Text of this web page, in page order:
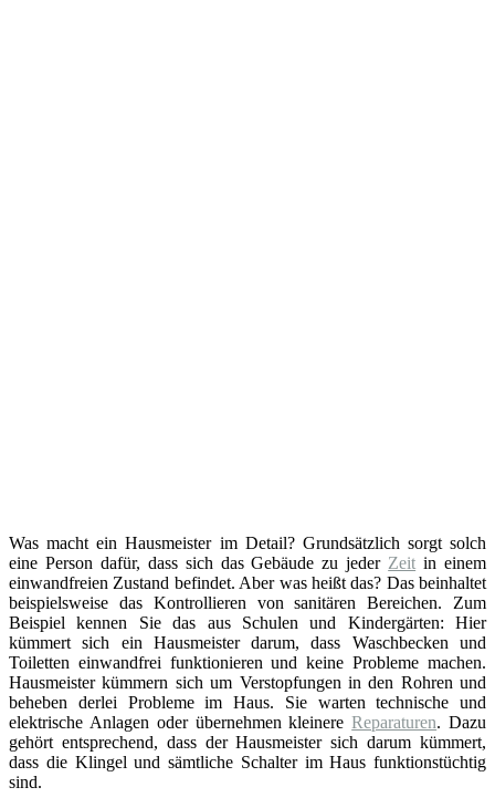
Was macht ein Hausmeister im Detail? Grundsätzlich sorgt solch
eine Person dafür, dass sich das Gebäude zu jeder Zeit in einem
einwandfreien Zustand befindet. Aber was heißt das? Das beinhaltet
beispielsweise das Kontrollieren von sanitären Bereichen. Zum
Beispiel kennen Sie das aus Schulen und Kindergärten: Hier
kümmert sich ein Hausmeister darum, dass Waschbecken und
Toiletten einwandfrei funktionieren und keine Probleme machen.
Hausmeister kümmern sich um Verstopfungen in den Rohren und
beheben derlei Probleme im Haus. Sie warten technische und
elektrische Anlagen oder übernehmen kleinereReparaturen. Dazu
gehört entsprechend, dass der Hausmeister sich darum kümmert,
dass die Klingel und sämtliche Schalter im Haus funktionstüchtig
sind.